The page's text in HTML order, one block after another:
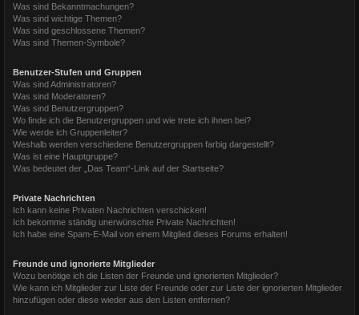
Was sind Bekanntmachungen?
Was sind wichtige Themen?
Was sind geschlossene Themen?
Was sind Themen-Symbole?
Benutzer-Stufen und Gruppen
Was sind Administratoren?
Was sind Moderatoren?
Was sind Benutzergruppen?
Wo finde ich die Benutzergruppen und wie trete ich ihnen bei?
Wie werde ich Gruppenleiter?
Weshalb werden verschiedene Benutzergruppen farbig dargestellt?
Was ist eine Hauptgruppe?
Was bedeutet der „Das Team“-Link auf der Startseite?
Private Nachrichten
Ich kann keine Privaten Nachrichten verschicken!
Ich bekomme ständig unerwünschte Private Nachrichten!
Ich habe eine Spam-E-Mail von einem Mitglied dieses Forums erhalten!
Freunde und ignorierte Mitglieder
Wozu benötige ich die Listen der Freunde und ignorierten Mitglieder?
Wie kann ich Mitglieder zur Liste der Freunde oder zur Liste der ignorierten Mitglieder
hinzufügen oder diese wieder aus den Listen entfernen?